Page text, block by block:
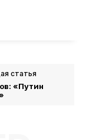
статья
«Путин